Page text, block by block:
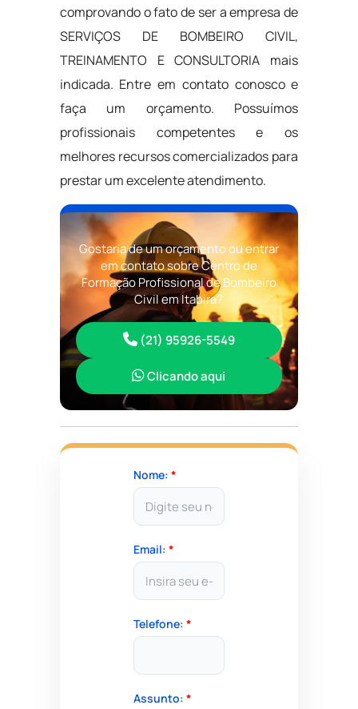
comprovando o fato de ser a empresa de
SERVIÇOS DE BOMBEIRO CIVIL,
TREINAMENTO E CONSULTORIA mais
indicada. Entre em contato conosco e
faça um orçamento. Possuímos
profissionais competentes e os
melhores recursos comercializados para
prestar um excelente atendimento.
Gostaria de um orçamento ou entrar
em contato sobre Centro de
Formação Profissional de Bombeiro
Civil em Itabira?
(21) 95926-5549
Clicando aqui
Nome: *
Email: *
Telefone: *
Assunto: *